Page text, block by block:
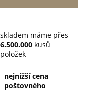
skladem máme přes
6.500.000 kusů
položek
nejnižší cena
poštovného